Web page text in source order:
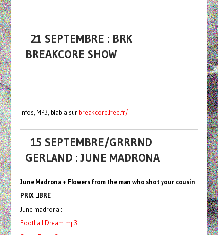
21 SEPTEMBRE : BRK
BREAKCORE SHOW
Infos, MP3, blabla sur breakcore.free.fr/
15 SEPTEMBRE/GRRRND
GERLAND : JUNE MADRONA
June Madrona + Flowers from the man who shot your cousin
PRIX LIBRE
June madrona :
Football Dream.mp3